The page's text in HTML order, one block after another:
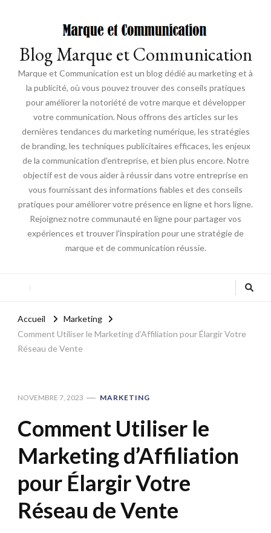
Blog Marque et Communication
Marque et Communication est un blog dédié au marketing et à
la publicité, où vous pouvez trouver des conseils pratiques
pour améliorer la notoriété de votre marque et développer
votre communication. Nous offrons des articles sur les
dernières tendances du marketing numérique, les stratégies
de branding, les techniques publicitaires efficaces, les enjeux
de la communication d'entreprise, et bien plus encore. Notre
objectif est de vous aider à réussir dans votre entreprise en
vous fournissant des informations fiables et des conseils
pratiques pour améliorer votre présence en ligne et hors ligne.
Rejoignez notre communauté en ligne pour partager vos
expériences et trouver l'inspiration pour une stratégie de
marque et de communication réussie.
Accueil
Marketing
Comment Utiliser le Marketing d’Affiliation pour Élargir Votre
Réseau de Vente
NOVEMBRE 7, 2023 MARKETING
Comment Utiliser le
Marketing d’Affiliation
pour Élargir Votre
Réseau de Vente